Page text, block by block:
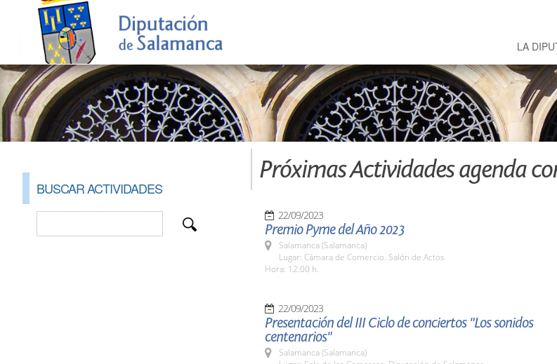
LA
BUSCAR ACTIVIDADES
Próximas Actividades agenda
22/09/2023
Premio Pyme del Año 2023
Salamanca (Salamanca)
Lugar: Cámara de Comercio. Salón de Actos
Hora: 12:00 h.
22/09/2023
Presentación del III Ciclo de conciertos "Los sonidos
centenarios"
Salamanca (Salamanca)